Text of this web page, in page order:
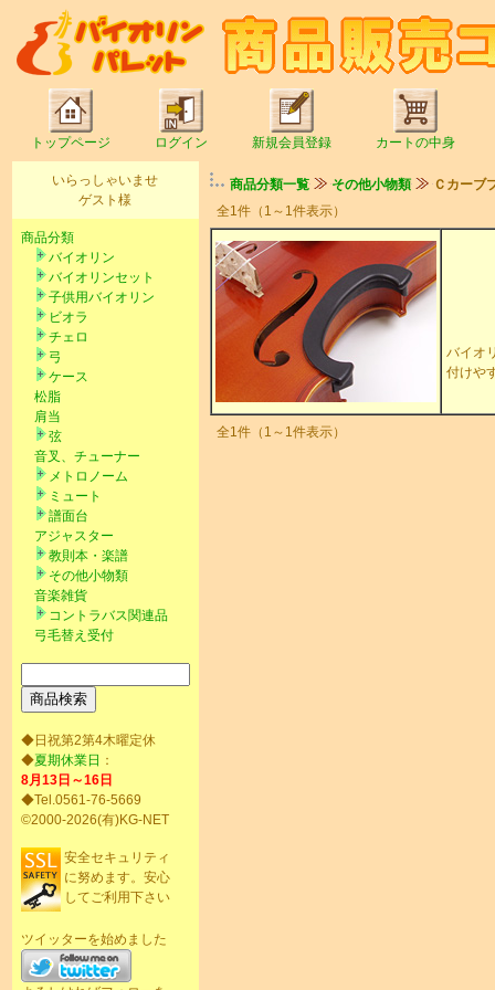
トップページ ログイン 新規会員登録 カートの中身
いらっしゃいませ
ゲスト様
商品分類
バイオリン
バイオリンセット
子供用バイオリン
ビオラ
チェロ
弓
ケース
松脂
肩当
弦
音叉、チューナー
メトロノーム
ミュート
譜面台
アジャスター
教則本・楽譜
その他小物類
音楽雑貨
コントラバス関連品
弓毛替え受付
◆日祝第2第4木曜定休
◆夏期休業日 ：
8月13日～16日
◆Tel.0561-76-5669
©2000-2026(有)KG-NET
安全セキュリティ
に努めます。安心
してご利用下さい
ツイッターを始めました
商品分類一覧 その他小物類
Ｃカーブ
全1件（1～1件表示）
バイオ
付けや
全1件（1～1件表示）